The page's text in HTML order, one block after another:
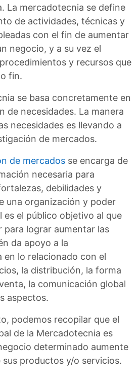
La mercadotecnia se define
de actividades, técnicas y
con el fin de aumentar
negocio, y a su vez el
y recursos que
fin.
se basa concretamente en
de necesidades. La manera
necesidades es llevando a
de mercados.
de mercados se encarga de
necesaria para
debilidades y
una organización y poder
es el público objetivo al que
para lograr aumentar las
da apoyo a la
en lo relacionado con el
la distribución, la forma
la comunicación global
aspectos.
podemos recopilar que el
de la Mercadotecnia es
determinado aumente
sus productos y/o servicios.